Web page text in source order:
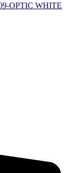
OPTIC WHITE